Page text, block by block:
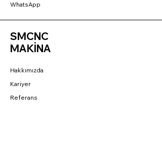
WhatsApp
SMCNC
MAKİNA
Hakkımızda
Kariyer
Referans